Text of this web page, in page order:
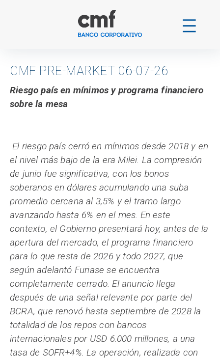
CMF PRE-MARKET 06-07-26
Riesgo país en mínimos y programa financiero
sobre la mesa
El riesgo país cerró en mínimos desde 2018 y en
el nivel más bajo de la era Milei. La compresión
de junio fue significativa, con los bonos
soberanos en dólares acumulando una suba
promedio cercana al 3,5% y el tramo largo
avanzando hasta 6% en el mes. En este
contexto, el Gobierno presentará hoy, antes de la
apertura del mercado, el programa financiero
para lo que resta de 2026 y todo 2027, que
según adelantó Furiase se encuentra
completamente cerrado. El anuncio llega
después de una señal relevante por parte del
BCRA, que renovó hasta septiembre de 2028 la
totalidad de los repos con bancos
internacionales por USD 6.000 millones, a una
tasa de SOFR+4%. La operación, realizada con